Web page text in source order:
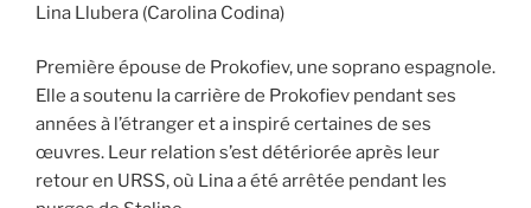
Lina Llubera (Carolina Codina)
Première épouse de Prokofiev, une soprano espagnole.
Elle a soutenu la carrière de Prokofiev pendant ses
années à l’étranger et a inspiré certaines de ses
œuvres. Leur relation s’est détériorée après leur
retour en URSS, où Lina a été arrêtée pendant les